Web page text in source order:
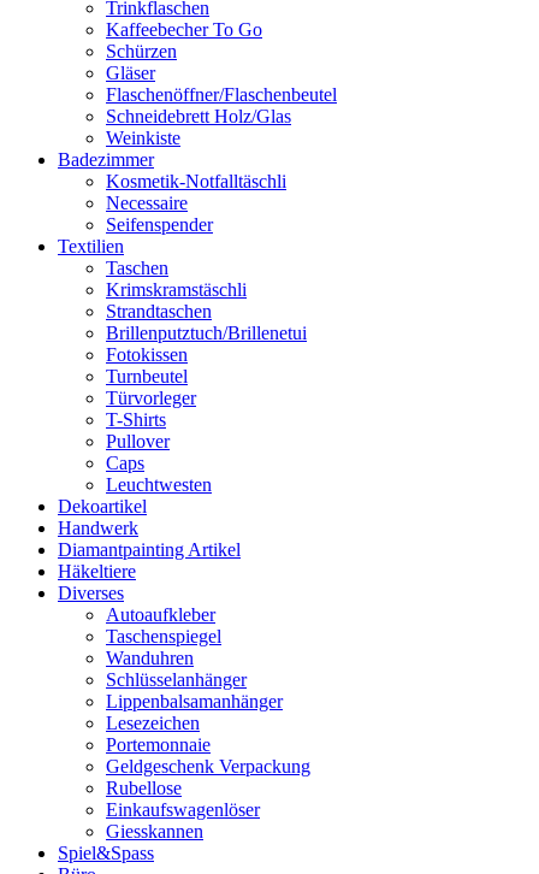
Trinkflaschen
Kaffeebecher To Go
Schürzen
Gläser
Flaschenöffner/Flaschenbeutel
Schneidebrett Holz/Glas
Weinkiste
Badezimmer
Kosmetik-Notfalltäschli
Necessaire
Seifenspender
Textilien
Taschen
Krimskramstäschli
Strandtaschen
Brillenputztuch/Brillenetui
Fotokissen
Turnbeutel
Türvorleger
T-Shirts
Pullover
Caps
Leuchtwesten
Dekoartikel
Handwerk
Diamantpainting Artikel
Häkeltiere
Diverses
Autoaufkleber
Taschenspiegel
Wanduhren
Schlüsselanhänger
Lippenbalsamanhänger
Lesezeichen
Portemonnaie
Geldgeschenk Verpackung
Rubellose
Einkaufswagenlöser
Giesskannen
Spiel&Spass